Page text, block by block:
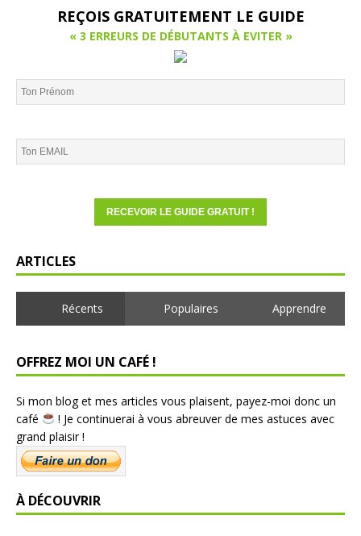
REÇOIS GRATUITEMENT LE GUIDE
« 3 ERREURS DE DÉBUTANTS À EVITER »
ARTICLES
Récents Populaires Apprendre
OFFREZ MOI UN CAFÉ !
Si mon blog et mes articles vous plaisent, payez-moi donc un
café
! Je continuerai à vous abreuver de mes astuces avec
grand plaisir !
À DÉCOUVRIR